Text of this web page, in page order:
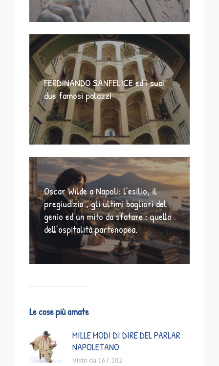
FERDINANDO SANFELICE ed i suoi
due famosi palazzi
Oscar Wilde a Napoli: l’esilio, il
pregiudizio , gli ultimi bagliori del
genio ed un mito da sfatare : quello
dell’ospitalità partenopea.
Le cose più amate
MILLE MODI DI DIRE DEL PARLAR
NAPOLETANO
Visto da 167.182